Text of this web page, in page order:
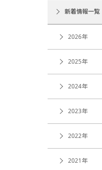
新着情報一覧
2026年
2025年
2024年
2023年
2022年
2021年